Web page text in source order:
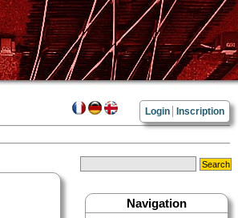
Login Inscription
Navigation